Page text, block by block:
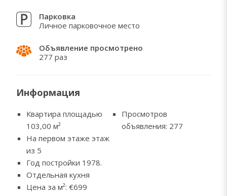
освобождается в течение 2 рабочих дней.
Парковка
Личное парковочное место
Объявление просмотрено
277 раз
Информация
Квартира площадью
103,00 м²
На первом этаже этаж
из 5
Год постройки 1978.
Отдельная кухня
Просмотров
объявления: 277
Цена за м²: €699